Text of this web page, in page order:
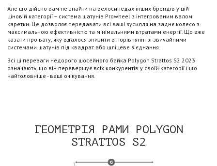
Але що дійсно вам не знайти на велосипедах інших брендів у цій
ціновій категорії – система шатунів Prowheel з інтегрованим валом
каретки. Це дозволяє передавати всі ваші зусилля на заднє колесо з
максимальною ефективністю та мінімальними втратами енергії. Що вже
казати про вагу, яку вдалося знизити в порівнянні зі звичайними
системами шатунів під квадрат або шліцеве з'єднання.
Всі ці переваги недорого шосейного байка Polygon Strattos S2 2023
означають, що він перевершує всіх конкурентів у своїй категорії і що
найголовніше - ваші очікування.
ГЕОМЕТРІЯ РАМИ POLYGON
STRATTOS S2